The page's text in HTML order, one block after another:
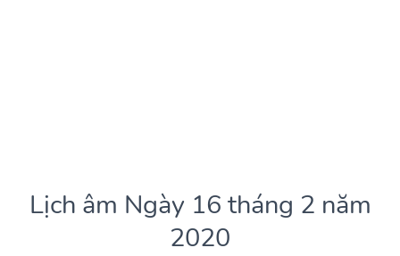
Lịch âm Ngày 16 tháng 2 năm
2020